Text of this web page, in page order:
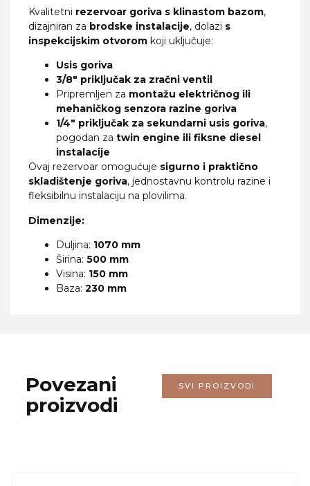
Kvalitetni rezervoar goriva s klinastom bazom,
dizajniran za brodske instalacije, dolazi s
inspekcijskim otvorom koji uključuje:
Usis goriva
3/8″ priključak za zračni ventil
Pripremljen za montažu električnog ili
mehaničkog senzora razine goriva
1/4″ priključak za sekundarni usis goriva,
pogodan za twin engine ili fiksne diesel
instalacije
Ovaj rezervoar omogućuje sigurno i praktično
skladištenje goriva, jednostavnu kontrolu razine i
fleksibilnu instalaciju na plovilima.
Dimenzije:
Duljina: 1070 mm
Širina: 500 mm
Visina: 150 mm
Baza: 230 mm
Povezani
proizvodi
SVI PROIZVODI